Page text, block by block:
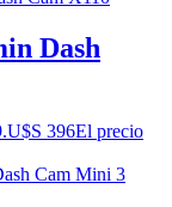
Dash
U$S 396El precio